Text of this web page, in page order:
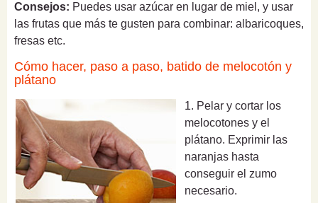
Consejos: Puedes usar azúcar en lugar de miel, y usar
las frutas que más te gusten para combinar: albaricoques,
fresas etc.
Cómo hacer, paso a paso, batido de melocotón y
plátano
1. Pelar y cortar los
melocotones y el
plátano. Exprimir las
naranjas hasta
conseguir el zumo
necesario.